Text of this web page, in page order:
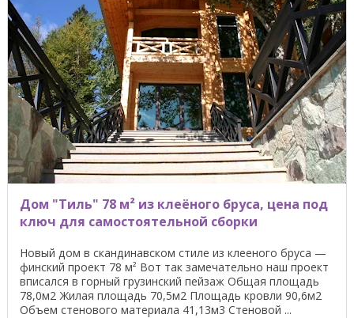
Дом "Тиль" 78 м² из клеёного бруса, цена под
ключ для самостоятельной сборки
Новый дом в скандинавском стиле из клееного бруса —
финский проект 78 м² Вот так замечательно наш проект
вписался в горный грузинский пейзаж Общая площадь
78,0м2 Жилая площадь 70,5м2 Площадь кровли 90,6м2
Объем стенового материала 41,13м3 Стеновой ...